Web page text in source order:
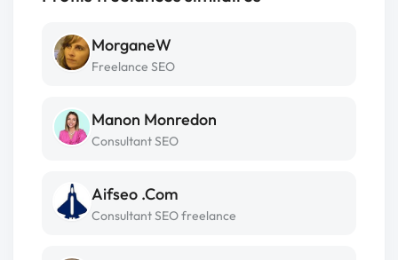
MorganeW
Freelance SEO
Manon Monredon
Consultant SEO
Aifseo .Com
Consultant SEO freelance